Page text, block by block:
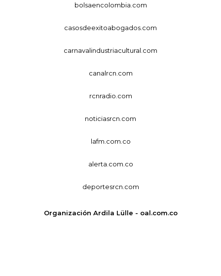
bolsaencolombia.com
casosdeexitoabogados.com
carnavalindustriacultural.com
canalrcn.com
rcnradio.com
noticiasrcn.com
lafm.com.co
alerta.com.co
deportesrcn.com
Organización Ardila Lülle - oal.com.co